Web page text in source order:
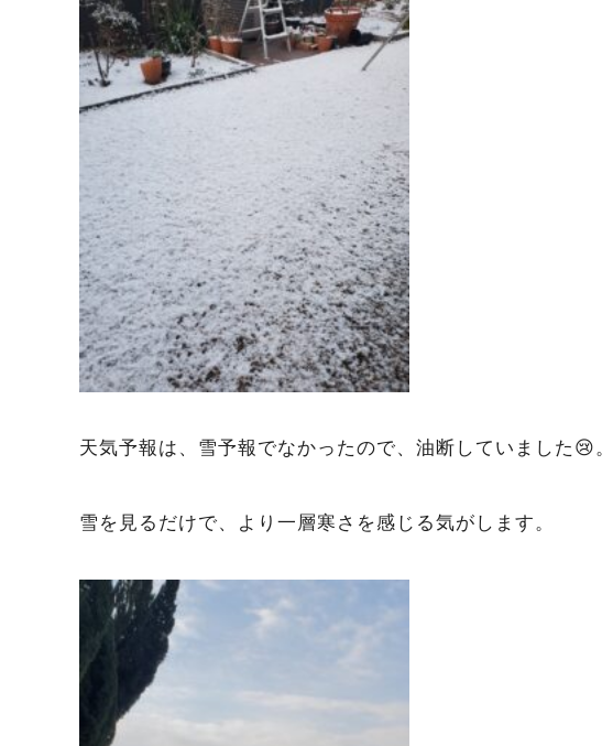
天気予報は、雪予報でなかったので、油断していました😢。
雪を見るだけで、より一層寒さを感じる気がします。